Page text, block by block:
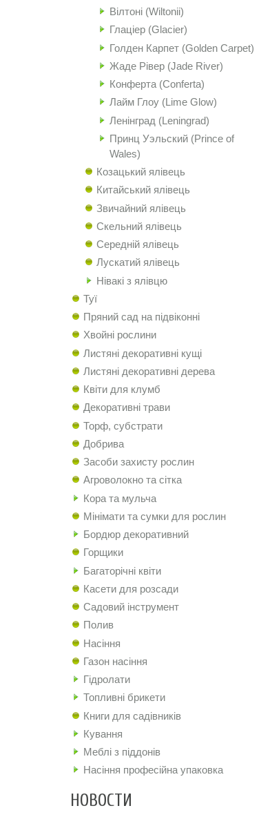
Вілтоні (Wiltonii)
Глаціер (Glacier)
Голден Карпет (Golden Carpet)
Жаде Рівер (Jade River)
Конферта (Conferta)
Лайм Глоу (Lime Glow)
Ленінград (Leningrad)
Принц Уэльский (Prince of
Wales)
Козацький ялівець
Китайський ялівець
Звичайний ялівець
Скельний ялівець
Середній ялівець
Лускатий ялівець
Нівакі з ялівцю
Туї
Пряний сад на підвіконні
Хвойні рослини
Листяні декоративні кущі
Листяні декоративні дерева
Квіти для клумб
Декоративні трави
Торф, субстрати
Добрива
Засоби захисту рослин
Агроволокно та сітка
Кора та мульча
Мінімати та сумки для рослин
Бордюр декоративний
Горщики
Багаторічні квіти
Касети для розсади
Садовий інструмент
Полив
Насіння
Газон насіння
Гідролати
Топливні брикети
Книги для садівників
Кування
Меблі з піддонів
Насіння професійна упаковка
НОВОСТИ